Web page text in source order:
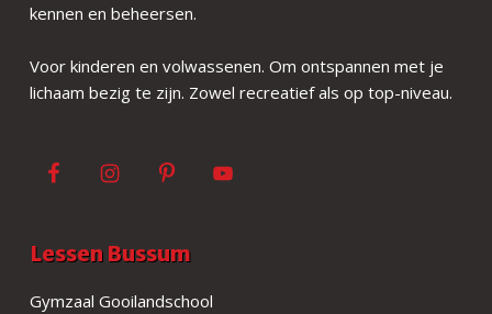
kennen en beheersen.
Voor kinderen en volwassenen. Om ontspannen met je
lichaam bezig te zijn. Zowel recreatief als op top-niveau.
Lessen Bussum
Gymzaal Gooilandschool